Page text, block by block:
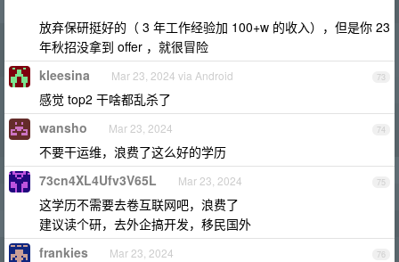
放弃保研挺好的（ 3 年工作经验加 100+w 的收入），但是你 23
年秋招没拿到 offer ，就很冒险
73
kleesina Mar 23, 2024 via Android
感觉 top2 干啥都乱杀了
74
wansho Mar 23, 2024
不要干运维，浪费了这么好的学历
75
73cn4XL4Ufv3V65L Mar 23, 2024
这学历不需要去卷互联网吧，浪费了
建议读个研，去外企搞开发，移民国外
76
frankies Mar 23, 2024